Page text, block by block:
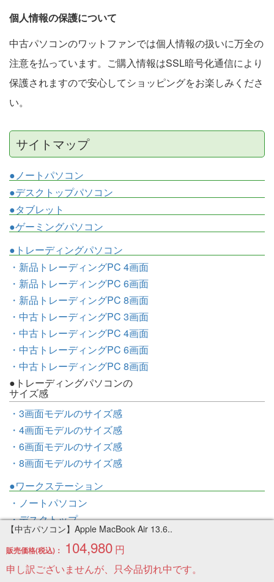
【中古パソコン】Apple MacBook Air 13.6..
販売価格(税込)： 104,980 円
申し訳ございませんが、只今品切れ中です。
個人情報の保護について
中古パソコンのワットファンでは個人情報の扱いに万全の
注意を払っています。ご購入情報はSSL暗号化通信により
保護されますので安心してショッピングをお楽しみくださ
い。
サイトマップ
●ノートパソコン
●デスクトップパソコン
●タブレット
●ゲーミングパソコン
●トレーディングパソコン
・新品トレーディングPC 4画面
・新品トレーディングPC 6画面
・新品トレーディングPC 8画面
・中古トレーディングPC 3画面
・中古トレーディングPC 4画面
・中古トレーディングPC 6画面
・中古トレーディングPC 8画面
●トレーディングパソコンの
サイズ感
・3画面モデルのサイズ感
・4画面モデルのサイズ感
・6画面モデルのサイズ感
・8画面モデルのサイズ感
●ワークステーション
・ノートパソコン
・デスクトップ
・MacBook Air
・MacBook Pro